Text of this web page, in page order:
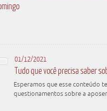
01/12/2021
Tudo que você precisa saber
Esperamos que esse conteúdo
questionamentos sobre a